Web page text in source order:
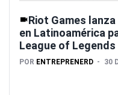
Riot Games
en Latinoamérica
League of
POR ENTREPRENERD 30